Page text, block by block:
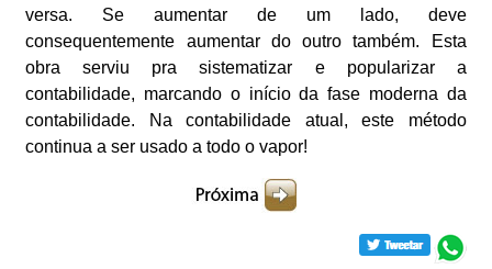
versa. Se aumentar de um lado, deve
consequentemente aumentar do outro também. Esta
obra serviu pra sistematizar e popularizar a
contabilidade, marcando o início da fase moderna da
contabilidade. Na contabilidade atual, este método
continua a ser usado a todo o vapor!